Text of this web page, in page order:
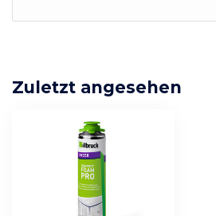
Zuletzt angesehen